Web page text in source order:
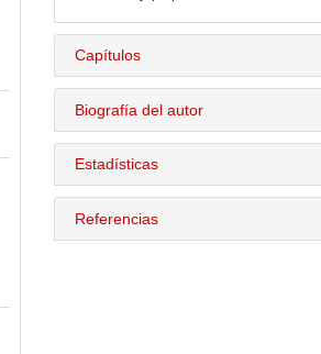
Capítulos
Biografía del autor
Estadísticas
Referencias